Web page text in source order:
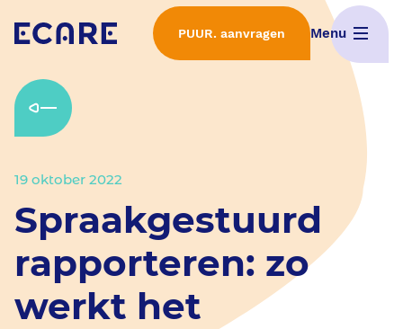
PUUR. aanvragen Menu
Home
Wat is PUUR.
Implementatie van PUUR.
19 oktober 2022
Spraakgestuurd
rapporteren: zo
werkt het